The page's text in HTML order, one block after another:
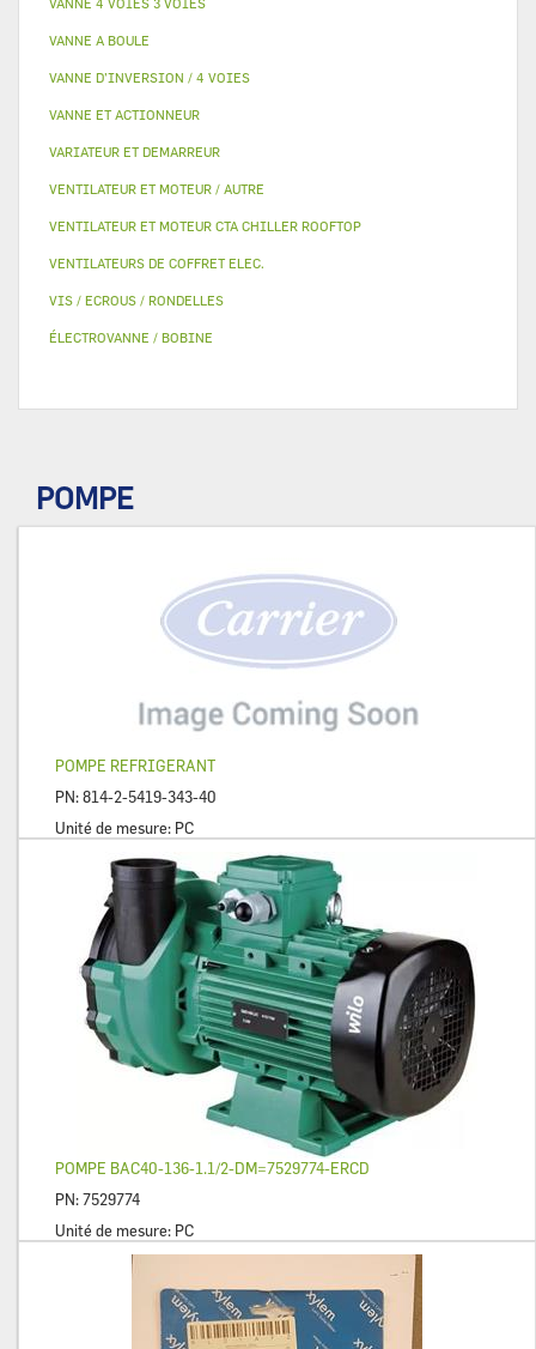
VANNE A BOULE
VANNE D’INVERSION / 4 VOIES
VANNE ET ACTIONNEUR
VARIATEUR ET DEMARREUR
VENTILATEUR ET MOTEUR / AUTRE
VENTILATEUR ET MOTEUR CTA CHILLER ROOFTOP
VENTILATEURS DE COFFRET ELEC.
VIS / ECROUS / RONDELLES
ÉLECTROVANNE / BOBINE
POMPE
POMPE REFRIGERANT
PN:814-2-5419-343-40
Unité de mesure: PC
POMPE BAC40-136-1.1/2-DM=7529774-ERCD
PN:7529774
Unité de mesure: PC